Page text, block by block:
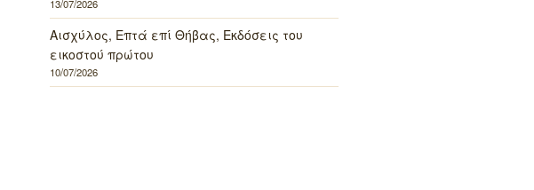
13/07/2026
Αισχύλος, Επτά επί Θήβας, Εκδόσεις του
εικοστού πρώτου
10/07/2026